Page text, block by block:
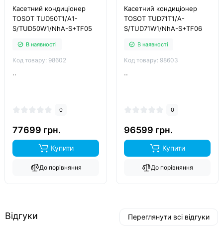
Касетний кондиціонер
TOSOT TUD50T1/A1-
S/TUD50W1/NhA-S+TF05
В наявності
Код товару: 98602
..
0
77699 грн.
Купити
До порівняння
Касетний кондиціонер
TOSOT TUD71T1/A-
S/TUD71W1/NhA-S+TF06
В наявності
Код товару: 98603
..
0
96599 грн.
Купити
До порівняння
Відгуки Переглянути всі відгуки